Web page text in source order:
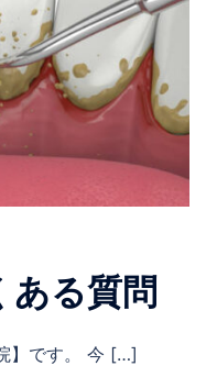
ある質問
】です。 今 […]